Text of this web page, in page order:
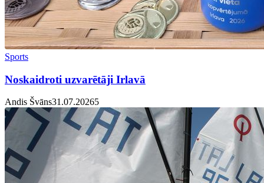
Sports
Noskaidroti uzvarētāji Irlavā
Andis Švāns31.07.20265